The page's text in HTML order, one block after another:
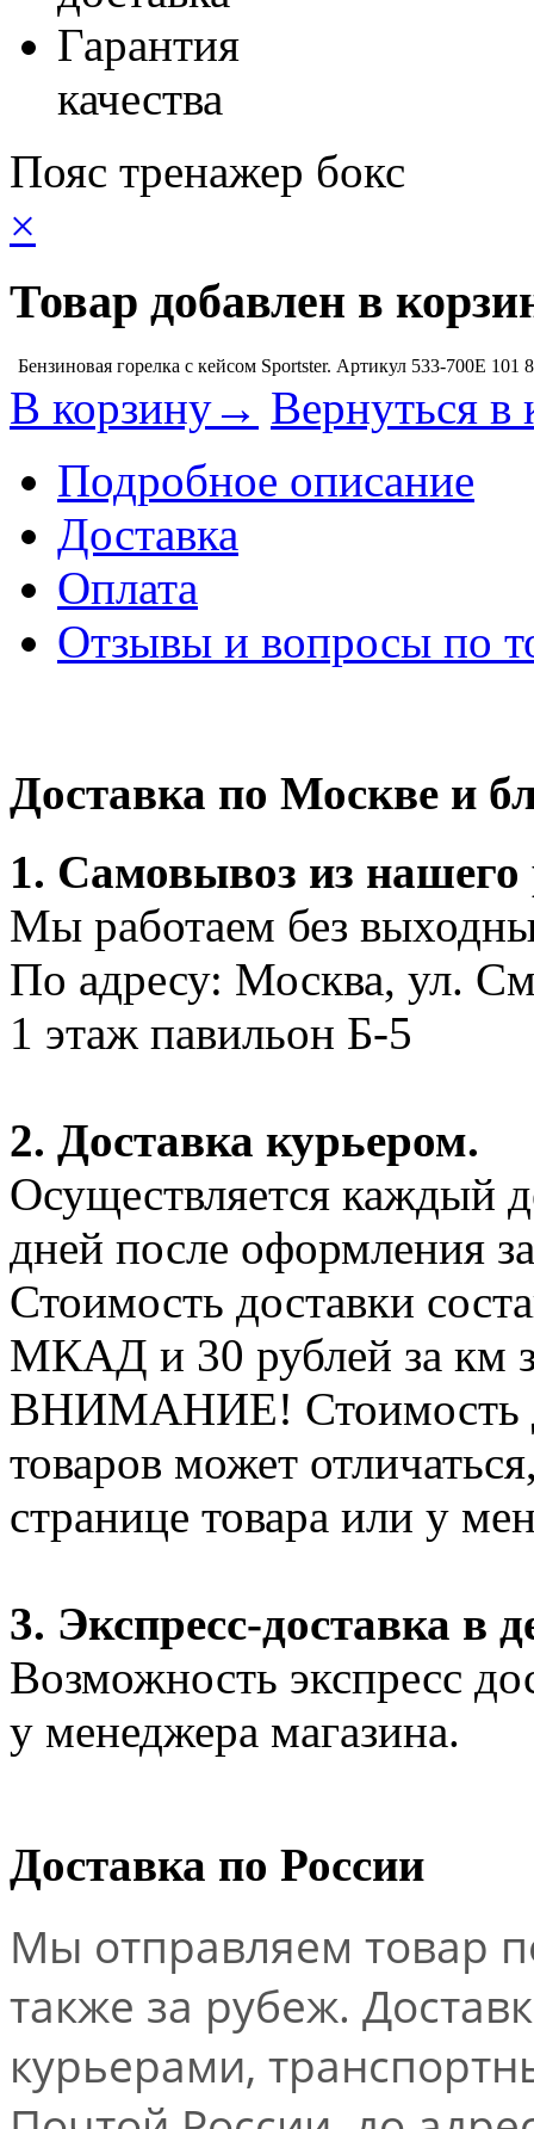
Гарантия
качества
Пояс тренажер бокс
×
Товар добавлен в
Бензиновая горелка с кейсом Sportster. Артикул 533-700E 101
В корзину→ Вернуться в
Подробное описание
Доставка
Оплата
Отзывы и вопросы по
Доставка по Москве и
1. Самовывоз из нашего
Мы работаем без
По адресу: Москва, ул.
1 этаж павильон Б-5
2. Доставка курьером.
Осуществляется каждый
дней после оформления
Стоимость доставки
МКАД и 30 рублей за км
ВНИМАНИЕ! Стоимость
товаров может
странице товара или у
3. Экспресс-доставка в
Возможность экспресс
у менеджера магазина.
Доставка по России
Мы отправляем товар
также за рубеж.
курьерами,